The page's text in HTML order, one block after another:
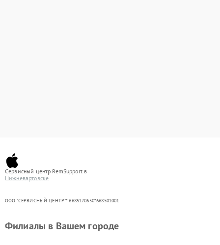
Сервисный центр RemSupport в
Нижневартовске
ООО "СЕРВИСНЫЙ ЦЕНТР"* 6685170650*668501001
Филиалы в Вашем городе